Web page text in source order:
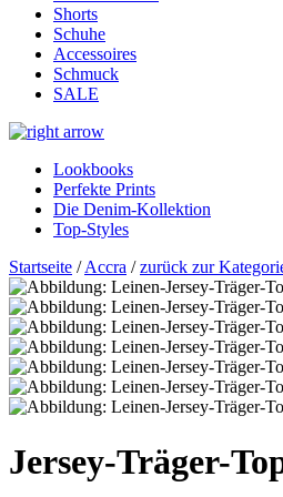
Shorts
Schuhe
Accessoires
Schmuck
SALE
Lookbooks
Perfekte Prints
Die Denim-Kollektion
Top-Styles
Startseite /Accra /zurück zur
Jersey-Träger-